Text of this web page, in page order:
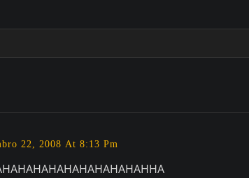
22, 2008 At 8:13 Pm